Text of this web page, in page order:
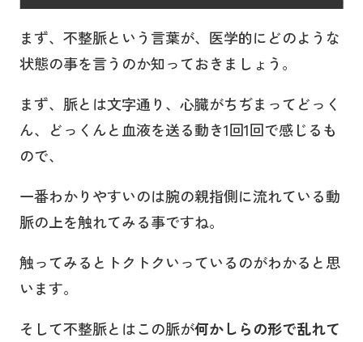
まず、不整脈という言葉が、医学的にどのような
状態の事を言うのか知っておきましょう。
まず、脈とは文字通り、心臓がちぢまってどっく
ん、どっくんと血液を送る動き1回1回で感じるも
ので、
一番わかりやすいのは腕の親指側に流れている動
脈の上を触れてみる事ですね。
触ってみるとトクトクいっているのがわかると思
います。
そして不整脈とはこの脈が何かしらの形で乱れて